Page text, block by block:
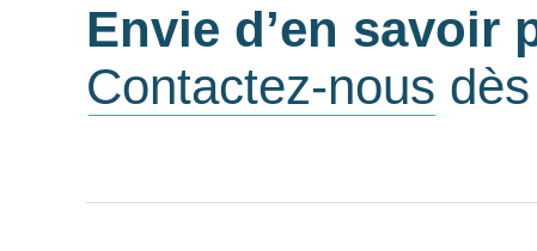
Envie d’en savoir
Contactez-nous